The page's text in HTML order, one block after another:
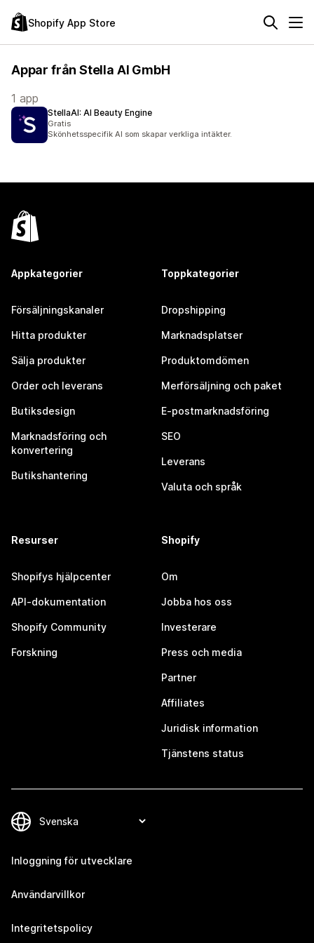
Shopify App Store
Appar från Stella AI GmbH
1 app
StellaAI: AI Beauty Engine
Gratis
Skönhetsspecifik AI som skapar verkliga intäkter.
Appkategorier
Försäljningskanaler
Hitta produkter
Sälja produkter
Order och leverans
Butiksdesign
Marknadsföring och
konvertering
Butikshantering
Toppkategorier
Dropshipping
Marknadsplatser
Produktomdömen
Merförsäljning och paket
E-postmarknadsföring
SEO
Leverans
Valuta och språk
Resurser
Shopifys hjälpcenter
API-dokumentation
Shopify Community
Forskning
Shopify
Om
Jobba hos oss
Investerare
Press och media
Partner
Affiliates
Juridisk information
Tjänstens status
Inloggning för utvecklare
Användarvillkor
Integritetspolicy